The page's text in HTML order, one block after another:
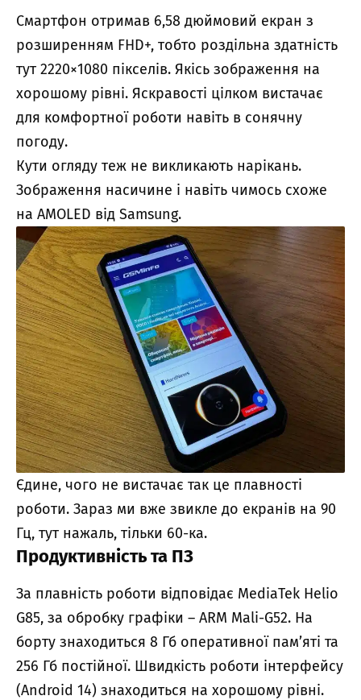
Смартфон отримав 6,58 дюймовий екран з
розширенням FHD+, тобто роздільна здатність
тут 2220×1080 пікселів. Якісь зображення на
хорошому рівні. Яскравості цілком вистачає
для комфортної роботи навіть в сонячну
погоду.
Кути огляду теж не викликають нарікань.
Зображення насичине і навіть чимось схоже
на AMOLED від Samsung.
Єдине, чого не вистачає так це плавності
роботи. Зараз ми вже звикле до екранів на 90
Гц, тут нажаль, тільки 60-ка.
Продуктивність та ПЗ
За плавність роботи відповідає MediaTek Helio
G85, за обробку графіки – ARM Mali-G52. На
борту знаходиться 8 Гб оперативної пам’яті та
256 Гб постійної. Швидкість роботи інтерфейсу
(Android 14) знаходиться на хорошому рівні.